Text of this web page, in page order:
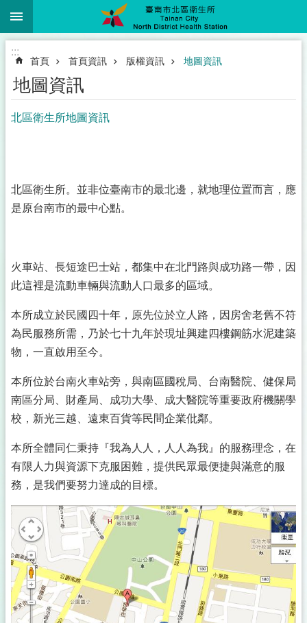
跳到主要內容區塊
:::
首頁 首頁資訊 版權資訊 地圖資訊
地圖資訊
北區衛生所地圖資訊
北區衛生所。並非位臺南市的最北邊，就地理位置而言，應
是原台南市的最中心點。
火車站、長短途巴士站，都集中在北門路與成功路一帶，因
此這裡是流動車輛與流動人口最多的區域。
本所成立於民國四十年，原先位於立人路，因房舍老舊不符
為民服務所需，乃於七十九年於現址興建四樓鋼筋水泥建築
物，一直啟用至今。
本所位於台南火車站旁，與南區國稅局、台南醫院、健保局
南區分局、財產局、成功大學、成大醫院等重要政府機關學
校，新光三越、遠東百貨等民間企業仳鄰。
本所全體同仁秉持『我為人人，人人為我』的服務理念，在
有限人力與資源下克服困難，提供民眾最便捷與滿意的服
務，是我們要努力達成的目標。